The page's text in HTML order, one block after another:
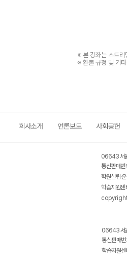
※ 본 강좌는 스트리
※ 환불 규정 및 기
회사소개 언론보도 사회공헌
06643 서
통신판매
학원설립·
학습지원
06643 서
통신판매
학습지원